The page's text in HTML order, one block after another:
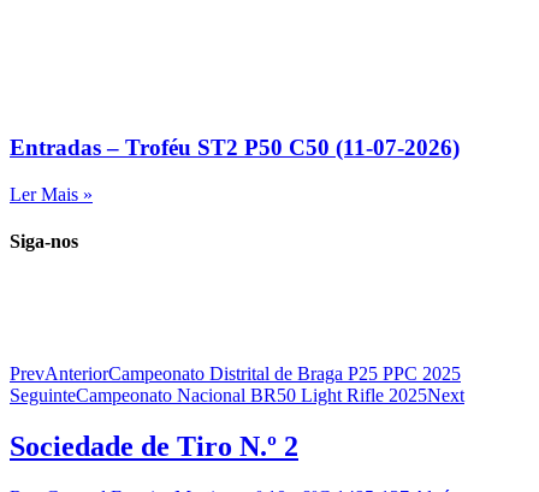
Entradas – Troféu ST2 P50 C50 (11-07-2026)
Ler Mais »
Siga-nos
PrevAnteriorCampeonato Distrital de Braga P25 PPC 2025
SeguinteCampeonato Nacional BR50 Light Rifle 2025Next
Sociedade de Tiro N.º 2